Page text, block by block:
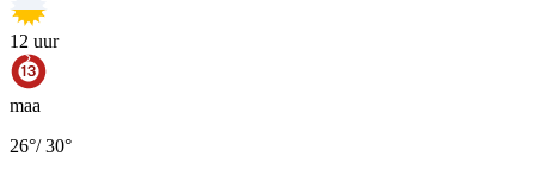
12 uur
maa
26°/30°